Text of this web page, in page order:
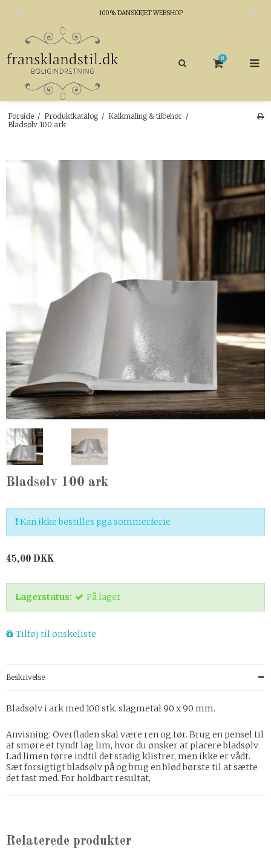
100% DANSKEJET WEBSHOP
0
Forside / Produktkatalog / Kalkmaling & tilbehør /
Bladsølv 100 ark
Bladsølv 100 ark
Kan ikke bestilles pga sommerferie
45,00 DKK
Lagerstatus: På lager
Tilføj til ønskeliste
Beskrivelse
Bladsølv i ark med 100 stk. slagmetal 90 x 90 mm.
Anvisning: Overfladen skal være ren og tør. Brug en pensel til
at smøre et tyndt lag lim, hvor du ønsker at placere bladsølv.
Lad limen tørre indtil det stadig klistrer, men ikke er vådt.
Sæt forsigtigt bladsølv på og brug en blød børste til at sætte
det fast med. For holdbart resultat,
Relaterede produkter